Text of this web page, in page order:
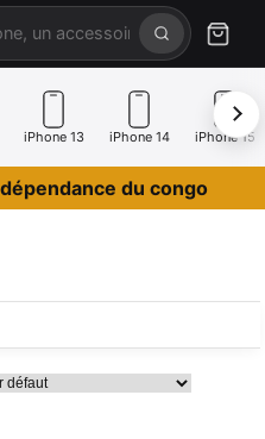
iPhone 13 iPhone 14 iPhone 15
du congo